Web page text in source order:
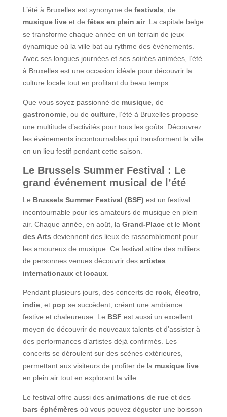
L’été à Bruxelles est synonyme de festivals , de
musique liveet de fêtes en plein air. La capitale belge
se transforme chaque année en un terrain de jeux
dynamique où la ville bat au rythme des événements.
Avec ses longues journées et ses soirées animées, l’été
à Bruxelles est une occasion idéale pour découvrir la
culture locale tout en profitant du beau temps.
Que vous soyez passionné de musique, de
gastronomie, ou de culture, l’été à Bruxelles propose
une multitude d’activités pour tous les goûts. Découvrez
les événements incontournables qui transforment la ville
en un lieu festif pendant cette saison.
Le Brussels Summer Festival : Le
grand événement musical de l’été
Le Brussels Summer Festival (BSF) est un festival
incontournable pour les amateurs de musique en plein
air. Chaque année, en août, la Grand-Placeet le Mont
des Arts deviennent des lieux de rassemblement pour
les amoureux de musique. Ce festival attire des milliers
de personnes venues découvrir des artistes
internationauxet locaux.
Pendant plusieurs jours, des concerts de rock, électro
indie, et pop se succèdent, créant une ambiance
festive et chaleureuse. Le BSF est aussi un excellent
moyen de découvrir de nouveaux talents et d’assister à
des performances d’artistes déjà confirmés. Les
concerts se déroulent sur des scènes extérieures,
permettant aux visiteurs de profiter de la musique live
en plein air tout en explorant la ville.
Le festival offre aussi des animations de rueet des
bars éphémères où vous pouvez déguster une boisson